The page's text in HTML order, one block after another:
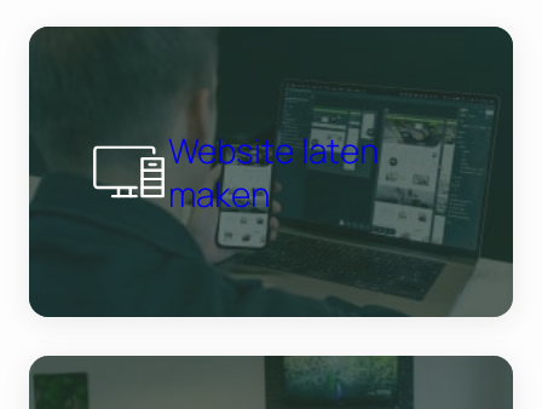
Website laten
maken